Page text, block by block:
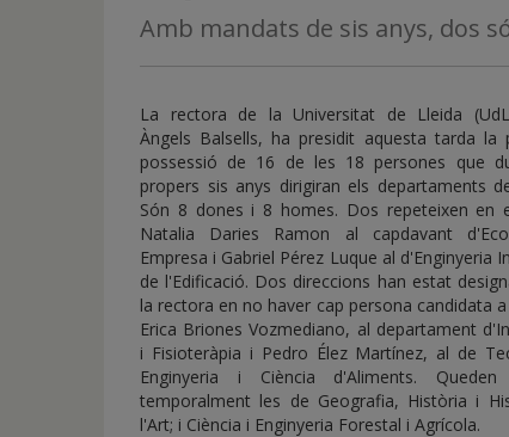
inicio
Amb mandats de sis anys, dos
La rectora de la Universitat de Lleida
Àngels Balsells, ha presidit aquesta tarda la
possessió de 16 de les 18 persones que
propers sis anys dirigiran els departaments
Són 8 dones i 8 homes. Dos repeteixen en
Natalia Daries Ramon al capdavant
Empresa i Gabriel Pérez Luque al d'Enginyeria
de l'Edificació. Dos direccions han estat
la rectora en no haver cap persona candidata
Erica Briones Vozmediano, al departament
i Fisioteràpia i Pedro Élez Martínez, al de
Enginyeria i Ciència d'Aliments. Queden
temporalment les de Geografia, Història i
l'Art; i Ciència i Enginyeria Forestal i Agrícola.